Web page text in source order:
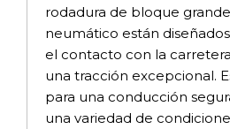
rodadura de bloque
neumático están
el contacto con la
una tracción excepcional.
para una conducción
una variedad de